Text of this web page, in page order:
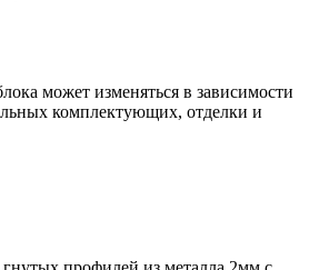
может изменяться в зависимости
комплектующих, отделки и